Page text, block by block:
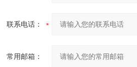
联系电话：
常用邮箱：